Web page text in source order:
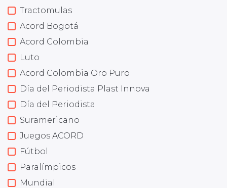
Tractomulas
Acord Bogotá
Acord Colombia
Luto
Acord Colombia Oro Puro
Día del Periodista Plast Innova
Día del Periodista
Suramericano
Juegos ACORD
Fútbol
Paralímpicos
Mundial